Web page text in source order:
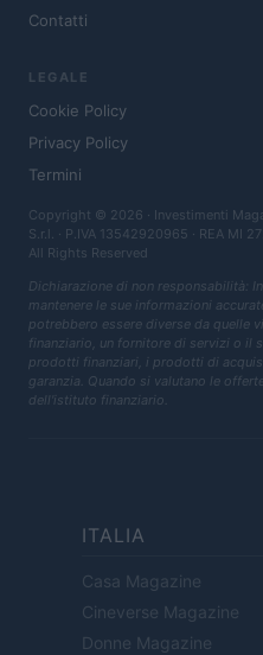
Contatti
LEGALE
Cookie Policy
Privacy Policy
Termini
Copyright © 2026 · Investimenti
S.r.l. · P.IVA 13542920965 · REA MI
All Rights Reserved
Dichiarazione di non responsabilità:
mantenere le sue informazioni
potrebbero essere diverse da quelle
finanziario, un fornitore di servizi o il
prodotti finanziari, i prodotti di
garanzia. Quando si valutano le
dell'istituto finanziario.
ITALIA
Casa Magazine
Cineverse Magazine
Donne Magazine